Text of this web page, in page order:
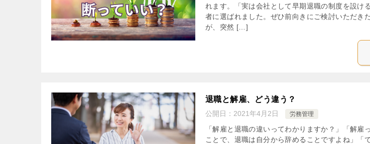
れます。「実は会社として早期退職の制度を設け
者に選ばれました。ぜひ前向きにご検討いただ
が、突然 […]
退職と解雇、どう違う？
公開日： 2021年4月2日 労務管理
「解雇と退職の違いってわかりますか？」「解雇
ことで、退職は自分から辞めることですよね」「